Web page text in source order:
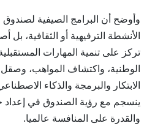
وأوضح أن البرامج الصيفية
الأنشطة الترفيهية أو الثقافية، بل
تركز على تنمية المهارات
الوطنية، واكتشاف المواهب،
الابتكار والبرمجة والذكاء
ينسجم مع رؤية الصندوق في إعداد
والقدرة على المنافسة عالميا.